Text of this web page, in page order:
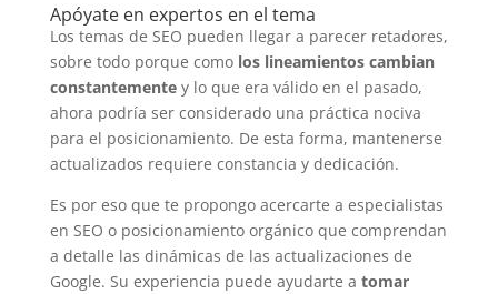
Apóyate en expertos en el tema
Los temas de SEO pueden llegar a parecer retadores,
sobre todo porque como los lineamientos cambian
constantemente y lo que era válido en el pasado,
ahora podría ser considerado una práctica nociva
para el posicionamiento. De esta forma, mantenerse
actualizados requiere constancia y dedicación.
Es por eso que te propongo acercarte a especialistas
en SEO o posicionamiento orgánico que comprendan
a detalle las dinámicas de las actualizaciones de
Google. Su experiencia puede ayudarte a tomar